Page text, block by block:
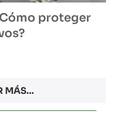
proteger
MÁS...